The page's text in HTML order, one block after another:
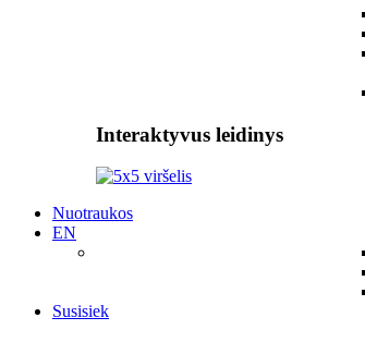
Interaktyvus leidinys
Nuotraukos
EN
Susisiek